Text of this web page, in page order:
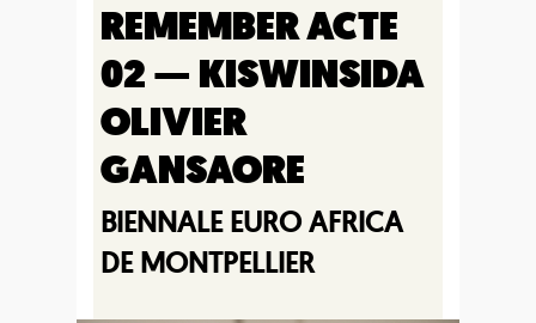
REMEMBER ACTE
02 — KISWINSIDA
OLIVIER
GANSAORE
BIENNALE EURO AFRICA
DE MONTPELLIER